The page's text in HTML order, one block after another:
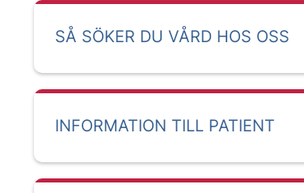
SÅ SÖKER DU VÅRD HOS OSS
INFORMATION TILL PATIENT